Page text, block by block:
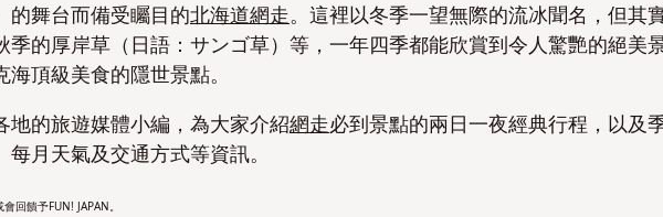
的舞台而備受矚目的北海道網走。這裡以冬季一望無際的流冰聞名，但其
季的厚岸草（日語：サンゴ草）等，一年四季都能欣賞到令人驚艷的絕美
頂級美食的隱世景點。
的旅遊媒體小編，為大家介紹網走必到景點的兩日一夜經典行程，以及
月天氣及交通方式等資訊。
回饋予FUN! JAPAN。